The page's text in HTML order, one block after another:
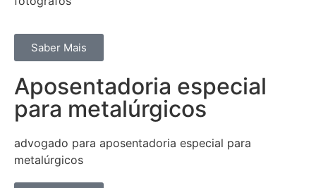
Saber Mais
Aposentadoria especial
para metalúrgicos
advogado para aposentadoria especial para
metalúrgicos